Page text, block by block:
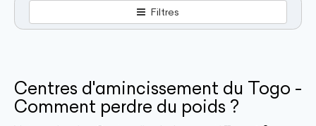
Filtres
Centres d'amincissement du Togo -
Comment perdre du poids ?